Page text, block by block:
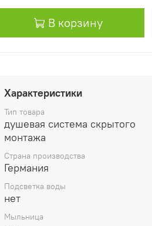
В корзину
Характеристики
Тип товара
душевая система скрытого
монтажа
Страна производства
Германия
Подсветка воды
нет
Мыльница